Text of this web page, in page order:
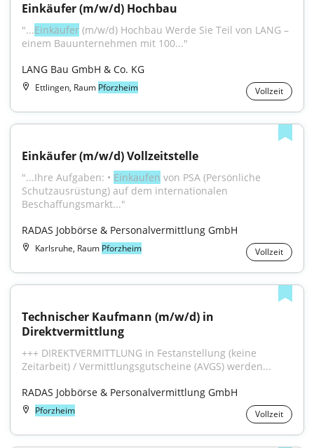
Einkäufer (m/w/d) Hochbau
"...Einkäufer (m/w/d) Hochbau Werde Sie Teil von LANG –
einem Bauunternehmen mit 100..."
LANG Bau GmbH & Co. KG
Ettlingen, Raum Pforzheim Vollzeit
Einkäufer (m/w/d) Vollzeitstelle
"...Ihre Aufgaben: • Einkaufen von PSA (Persönliche
Schutzausrüstung) auf dem internationalen
Beschaffungsmarkt..."
RADAS Jobbörse & Personalvermittlung GmbH
Karlsruhe, Raum Pforzheim Vollzeit
Technischer Kaufmann (m/w/d) in
Direktvermittlung
+++ DIREKTVERMITTLUNG in Festanstellung (keine
Zeitarbeit) / Vermittlungsgutscheine (AVGS) werden...
RADAS Jobbörse & Personalvermittlung GmbH
Pforzheim Vollzeit